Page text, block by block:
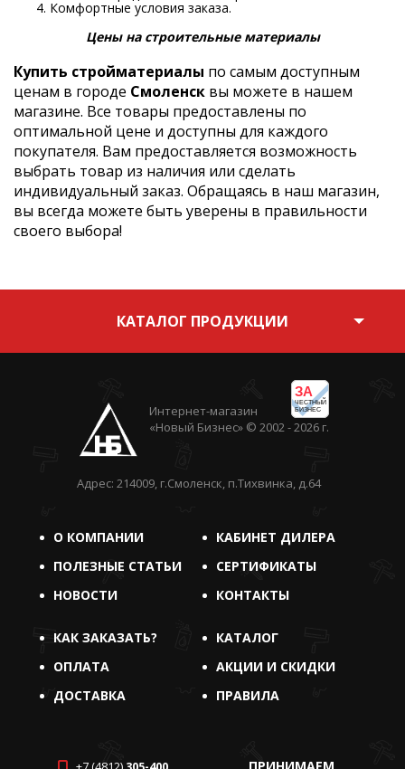
Комфортные условия заказа.
Цены на строительные материалы
Купить стройматериалы по самым доступным
ценам в городе Смоленск вы можете в нашем
магазине. Все товары предоставлены по
оптимальной цене и доступны для каждого
покупателя. Вам предоставляется возможность
выбрать товар из наличия или сделать
индивидуальный заказ. Обращаясь в наш магазин,
вы всегда можете быть уверены в правильности
своего выбора!
КАТАЛОГ ПРОДУКЦИИ
ЗА
ЧЕСТНЫЙ
БИЗНЕС
Интернет-магазин
«Новый Бизнес» © 2002 - 2026 г.
Адрес: 214009, г.Смоленск, п.Тихвинка, д.64
О КОМПАНИИ
КАБИНЕТ ДИЛЕРА
ПОЛЕЗНЫЕ СТАТЬИ
СЕРТИФИКАТЫ
НОВОСТИ
КОНТАКТЫ
КАК ЗАКАЗАТЬ?
КАТАЛОГ
ОПЛАТА
АКЦИИ И СКИДКИ
ДОСТАВКА
ПРАВИЛА
ПРИНИМАЕМ